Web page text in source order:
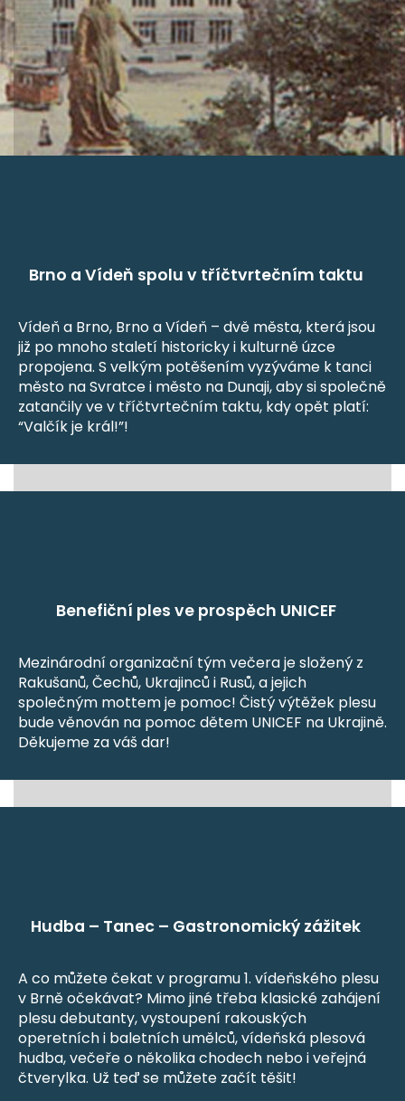
Brno a Vídeň spolu v tříčtvrtečním taktu
Vídeň a Brno, Brno a Vídeň – dvě města, která jsou
již po mnoho staletí historicky i kulturně úzce
propojena. S velkým potěšením vyzýváme k tanci
město na Svratce i město na Dunaji, aby si společně
zatančily ve v tříčtvrtečním taktu, kdy opět platí:
“Valčík je král!”!
Benefiční ples ve prospěch UNICEF
Mezinárodní organizační tým večera je složený z
Rakušanů, Čechů, Ukrajinců i Rusů, a jejich
společným mottem je pomoc! Čistý výtěžek plesu
bude věnován na pomoc dětem UNICEF na Ukrajině.
Děkujeme za váš dar!
Hudba – Tanec – Gastronomický zážitek
A co můžete čekat v programu 1. vídeňského plesu
v Brně očekávat? Mimo jiné třeba klasické zahájení
plesu debutanty, vystoupení rakouských
operetních i baletních umělců, vídeňská plesová
hudba, večeře o několika chodech nebo i veřejná
čtverylka. Už teď se můžete začít těšit!